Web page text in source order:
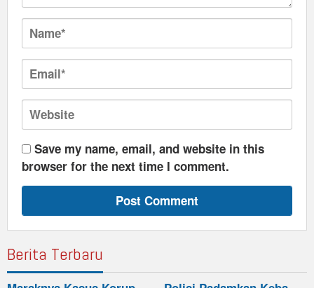
Save my name, email, and website in this
browser for the next time I comment.
Berita Terbaru